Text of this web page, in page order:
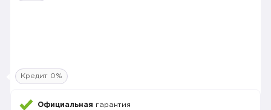
Кредит 0%
Официальная гарантия